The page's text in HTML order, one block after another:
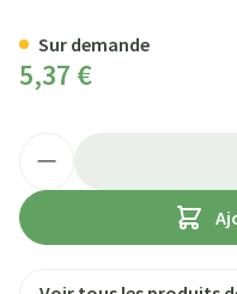
5,37 €
Sur demande